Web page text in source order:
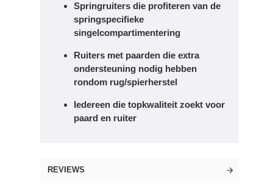
Springruiters die profiteren van de
springspecifieke
singelcompartimentering
Ruiters met paarden die extra
ondersteuning nodig hebben
rondom rug/spierherstel
Iedereen die topkwaliteit zoekt voor
paard en ruiter
REVIEWS